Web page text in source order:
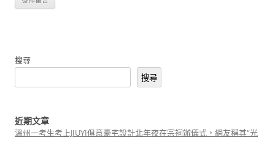
搜尋
搜尋
近期文章
溫州一考生考上JIUYI俱意豪宅設計北年夜在宗祠辦儀式，網友稱其“光